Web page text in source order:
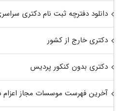
دانلود دفترچه ثبت نام دکتری
دکتری خارج از کشور
دکتری بدون کنکور پردیس
آخرین فهرست موسسات مجاز اعزام